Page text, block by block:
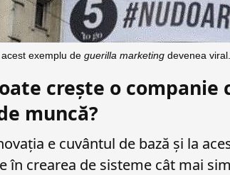
exemplu de guerilla marketing devenea viral.
crește o companie
muncă?
e cuvântul de bază și la
în crearea de sisteme cât mai